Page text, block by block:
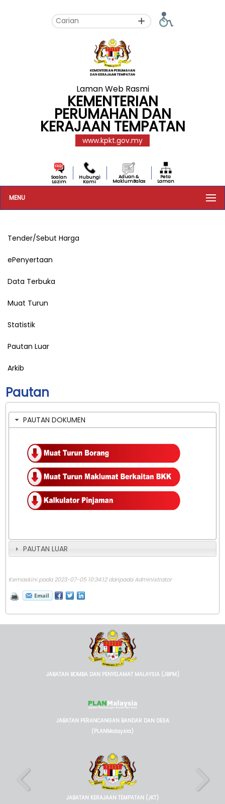
Laman Web Rasmi
KEMENTERIAN
PERUMAHAN DAN
KERAJAAN TEMPATAN
www.kpkt.gov.my
Soalan
Lazim
Hubungi
Kami
Aduan &
MaklumBalas
Peta
Laman
MENU
Tender/Sebut Harga
ePenyertaan
Data Terbuka
Muat Turun
Statistik
Pautan Luar
Arkib
Pautan
PAUTAN DOKUMEN
PAUTAN LUAR
Kemaskini pada 2023-07-05 10:34:12 daripada Administrator
JABATAN BOMBA DAN PENYELAMAT MALAYSIA (JBPM)
JABATAN PERANCANGAN BANDAR DAN DESA
(PLANMalaysia)
JABATAN KERAJAAN TEMPATAN (JKT)